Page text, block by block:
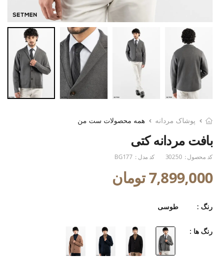
پوشاک مردانه همه محصولات ست من
بافت مردانه کتی
کد محصول : 30250 کد مدل : BG177
7,899,000 تومان
رنگ : طوسی
رنگ ها :